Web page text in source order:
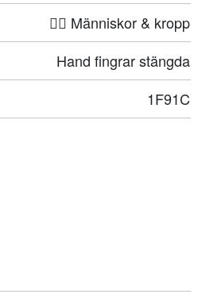
🤦‍♀️ Människor & kropp
Hand fingrar stängda
1F91C